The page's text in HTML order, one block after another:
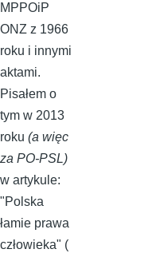
MPPOiP
ONZ z 1966
roku i innymi
aktami.
Pisałem o
tym w 2013
roku (a więc
za PO-PSL)
w artykule:
"Polska
łamie prawa
człowieka" (